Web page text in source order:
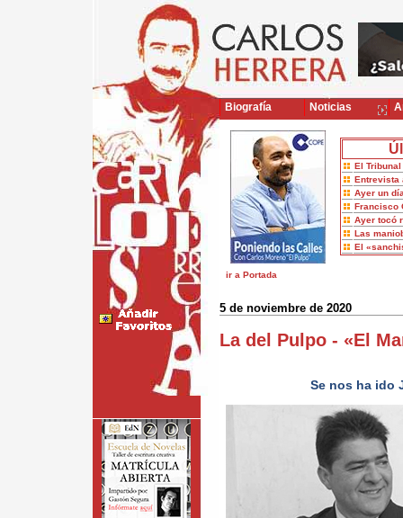
El
Entrevista
Ayer un
Francisco
Ayer tocó
Las
El
ir a Portada
5 de noviembre de 2020
La del Pulpo - «El
Se nos ha ido
Biografía Noticias